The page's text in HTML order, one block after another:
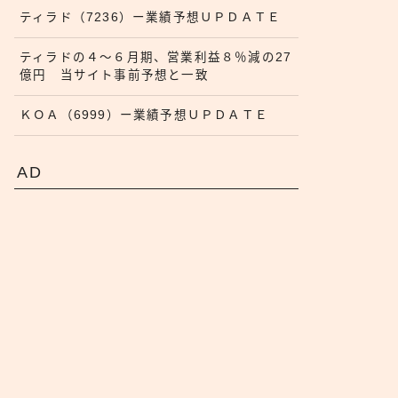
ティラド（7236）ー業績予想ＵＰＤＡＴＥ
ティラドの４〜６月期、営業利益８％減の27
億円 当サイト事前予想と一致
ＫＯＡ（6999）ー業績予想ＵＰＤＡＴＥ
AD